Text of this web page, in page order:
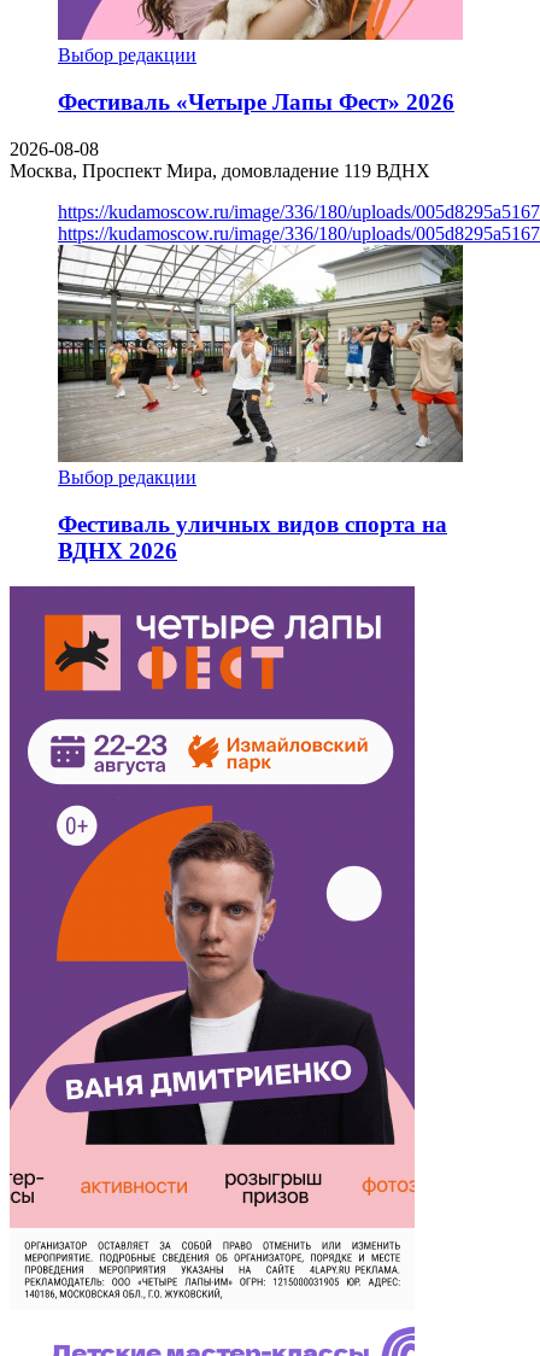
Выбор редакции
Фестиваль «Четыре Лапы Фест» 2026
2026-08-08
Москва, Проспект Мира, домовладение 119 ВДНХ
https://kudamoscow.ru/image/336/180/uploads/
https://kudamoscow.ru/image/336/180/uploads/
Выбор редакции
Фестиваль уличных видов спорта на
ВДНХ 2026